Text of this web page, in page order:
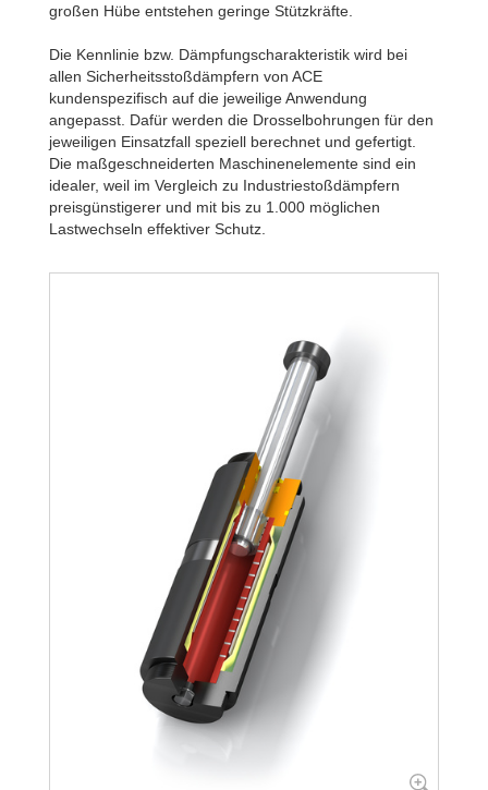
großen Hübe entstehen geringe Stützkräfte.
Die Kennlinie bzw. Dämpfungscharakteristik wird bei
allen Sicherheitsstoßdämpfern von ACE
kundenspezifisch auf die jeweilige Anwendung
angepasst. Dafür werden die Drosselbohrungen für den
jeweiligen Einsatzfall speziell berechnet und gefertigt.
Die maßgeschneiderten Maschinenelemente sind ein
idealer, weil im Vergleich zu Industriestoßdämpfern
preisgünstigerer und mit bis zu 1.000 möglichen
Lastwechseln effektiver Schutz.